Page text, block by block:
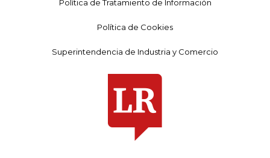
Política de Tratamiento de Información
Política de Cookies
Superintendencia de Industria y Comercio